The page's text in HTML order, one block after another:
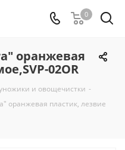
0
оранжевая
02OR
и овощечистки -
оранжевая пластик, лезвие